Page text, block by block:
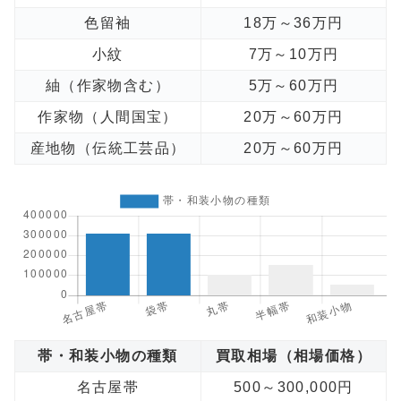
色留袖 18万～36万円
小紋 7万～10万円
紬（作家物含む） 5万～60万円
作家物（人間国宝） 20万～60万円
産地物（伝統工芸品） 20万～60万円
帯・和装小物の種類 買取相場（相場価格）
名古屋帯 500～300,000円